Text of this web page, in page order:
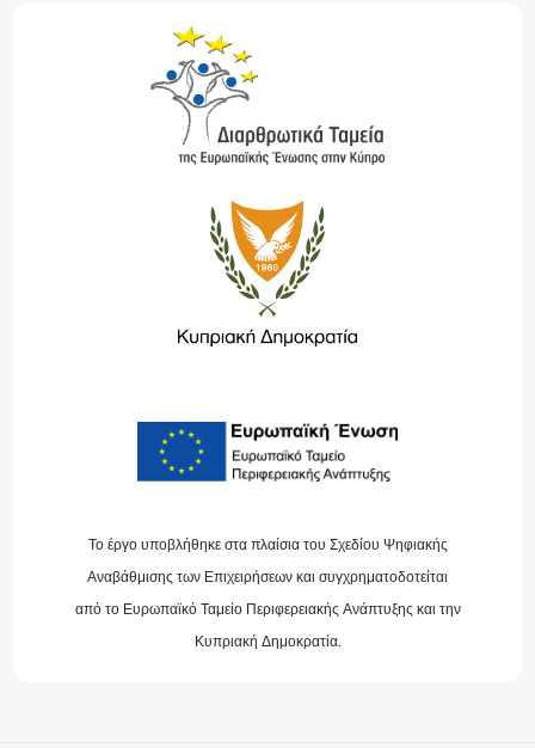
Το έργο υποβλήθηκε στα πλαίσια του Σχεδίου Ψηφιακής
Αναβάθμισης των Επιχειρήσεων και συγχρηματοδοτείται
από το Ευρωπαϊκό Ταμείο Περιφερειακής Ανάπτυξης και την
Κυπριακή Δημοκρατία.